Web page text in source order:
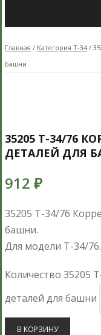
Главная / Категория Т-34 /
Башни
35205 Т-34/76
ДЕТАЛЕЙ ДЛЯ
912 ₽
35205 Т-34/76
башни.
Для модели Т-34/76.
Количество 35205
деталей для башни
В КОРЗИНУ